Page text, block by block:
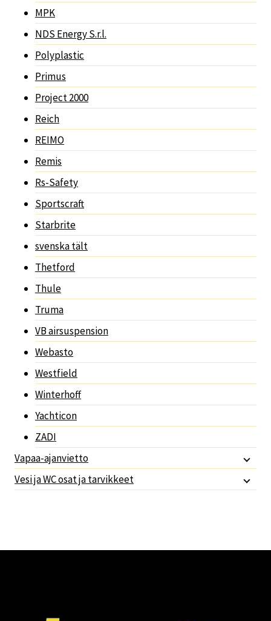
MPK
NDS Energy S.r.l.
Polyplastic
Primus
Project 2000
Reich
REIMO
Remis
Rs-Safety
Sportscraft
Starbrite
svenska tält
Thetford
Thule
Truma
VB airsuspension
Webasto
Westfield
Winterhoff
Yachticon
ZADI
Vapaa-ajanvietto
Vesi ja WC osat ja tarvikkeet